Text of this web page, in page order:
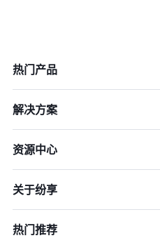
热门产品
解决方案
资源中心
关于纷享
热门推荐